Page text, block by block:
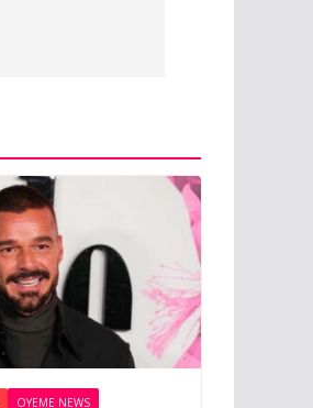
OYEME NEWS